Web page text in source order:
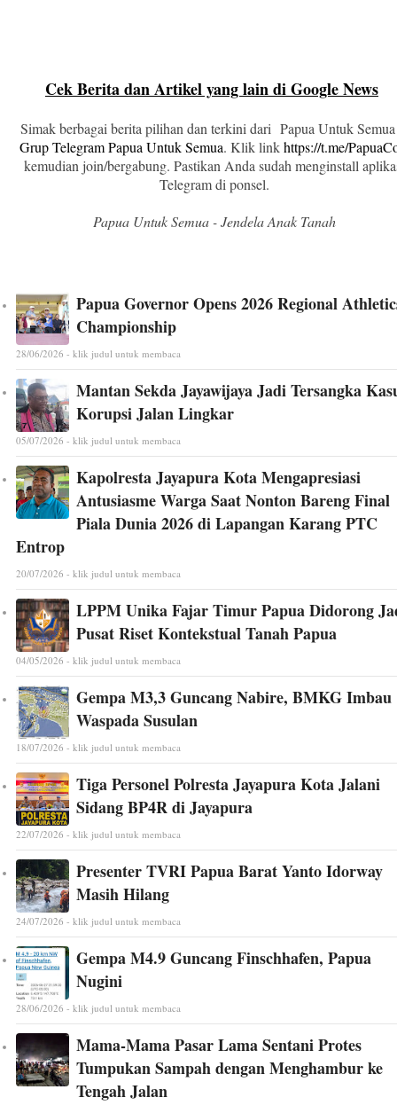
Cek Berita dan Artikel yang lain di Google News
Simak berbagai berita pilihan dan terkini dari Papua Untuk
Grup Telegram Papua Untuk Semua. Klik linkhttps://t.me/
kemudian join/bergabung. Pastikan Anda sudah menginstall
Telegram di ponsel.
Papua Untuk Semua - Jendela Anak Tanah
Papua Governor Opens 2026 Regional
Championship
28/06/2026 - klik judul untuk membaca
Mantan Sekda Jayawijaya Jadi Tersangka
Korupsi Jalan Lingkar
05/07/2026 - klik judul untuk membaca
Kapolresta Jayapura Kota Mengapresiasi
Antusiasme Warga Saat Nonton Bareng Final
Piala Dunia 2026 di Lapangan Karang PTC
Entrop
20/07/2026 - klik judul untuk membaca
LPPM Unika Fajar Timur Papua Didorong
Pusat Riset Kontekstual Tanah Papua
04/05/2026 - klik judul untuk membaca
Gempa M3,3 Guncang Nabire, BMKG Imbau
Waspada Susulan
18/07/2026 - klik judul untuk membaca
Tiga Personel Polresta Jayapura Kota Jalani
Sidang BP4R di Jayapura
22/07/2026 - klik judul untuk membaca
Presenter TVRI Papua Barat Yanto Idorway
Masih Hilang
24/07/2026 - klik judul untuk membaca
Gempa M4.9 Guncang Finschhafen, Papua
Nugini
28/06/2026 - klik judul untuk membaca
Mama-Mama Pasar Lama Sentani Protes
Tumpukan Sampah dengan Menghambur ke
Tengah Jalan